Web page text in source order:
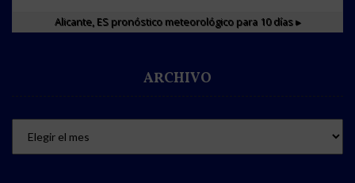
Alicante, ESpronóstico meteorológico para 10 días ▸
ARCHIVO